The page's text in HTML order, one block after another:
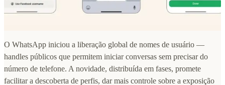
O WhatsApp iniciou a liberação global de nomes de usuário —
handles públicos que permitem iniciar conversas sem precisar do
número de telefone. A novidade, distribuída em fases, promete
facilitar a descoberta de perfis, dar mais controle sobre a exposição